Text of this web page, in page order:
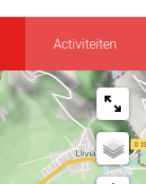
Activiteiten